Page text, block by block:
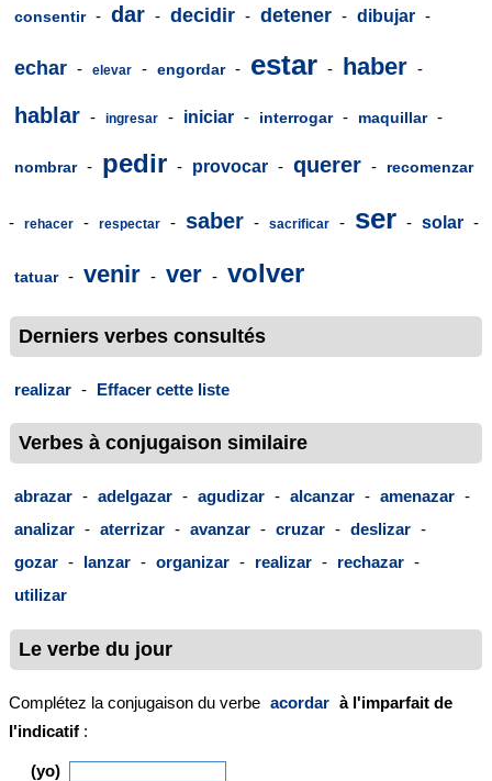
consentir - dar - decidir - detener - dibujar -
echar - elevar - engordar - estar - haber -
hablar - ingresar - iniciar - interrogar - maquillar -
nombrar - pedir - provocar - querer - recomenzar
- rehacer - respectar - saber - sacrificar - ser - solar -
tatuar - venir - ver - volver
Derniers verbes consultés
realizar - Effacer cette liste
Verbes à conjugaison similaire
abrazar - adelgazar - agudizar - alcanzar - amenazar -
analizar - aterrizar - avanzar - cruzar - deslizar -
gozar - lanzar - organizar - realizar - rechazar -
utilizar
Le verbe du jour
Complétez la conjugaison du verbe acordar à l'imparfait de
l'indicatif :
(yo)